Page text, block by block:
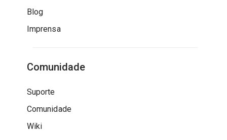
Blog
Imprensa
Comunidade
Suporte
Comunidade
Wiki